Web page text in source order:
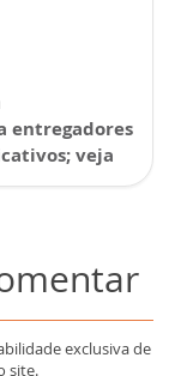
entregadores
veja
exclusiva de
site.